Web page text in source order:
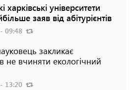
харківські університети
заяв від абітурієнтів
09:48
закликає
не вчиняти екологічний
13:20